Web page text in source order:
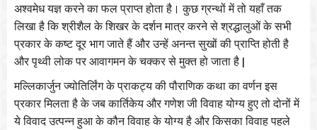
अश्वमेध यज्ञ करने का फल प्राप्त होता है। कुछ ग्रन्थों में तो यहाँ तक
लिखा है कि श्रीशैल के शिखर के दर्शन मात्र करने से श्रद्धालुओं के सभी
प्रकार के कष्ट दूर भाग जाते हैं और उन्हें अनन्त सुखों की प्राप्ति होती है
और पृथ्वी लोक पर आवागमन के चक्कर से मुक्त हो जाता है |
मल्लिकार्जुन ज्योतिर्लिंग के प्राकट्य की पौराणिक कथा का वर्णन इस
प्रकार मिलता है के जब कार्तिकेय और गणेश जी विवाह योग्य हुए तो दोनों में
ये विवाद उत्पन्न हुआ के कौन विवाह के योग्य है और किसका विवाह पहले